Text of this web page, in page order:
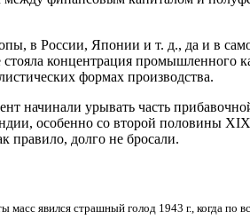
в России, Японии и т. д., да и в
концентрация промышленного
формах производства.
начинали урывать часть
особенно со второй половины
правило, долго не бросали.
масс явился страшный голод 1943 г., когда